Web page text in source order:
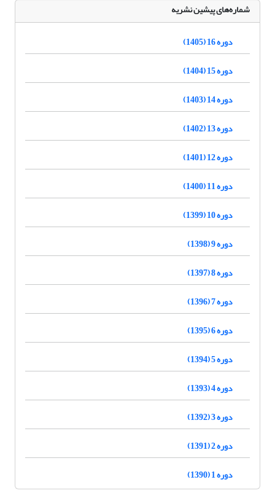
شماره‌های پیشین نشریه
دوره 16 (1405)
دوره 15 (1404)
دوره 14 (1403)
دوره 13 (1402)
دوره 12 (1401)
دوره 11 (1400)
دوره 10 (1399)
دوره 9 (1398)
دوره 8 (1397)
دوره 7 (1396)
دوره 6 (1395)
دوره 5 (1394)
دوره 4 (1393)
دوره 3 (1392)
دوره 2 (1391)
دوره 1 (1390)